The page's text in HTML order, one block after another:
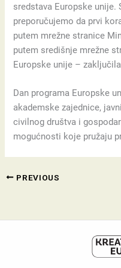
sredstava Europske
preporučujemo da prvi
putem mrežne stranice
putem središnje mrežne
Europske unije –
Dan programa Europske
akademske zajednice,
civilnog društva i
mogućnosti koje pružaju
PREVIOUS